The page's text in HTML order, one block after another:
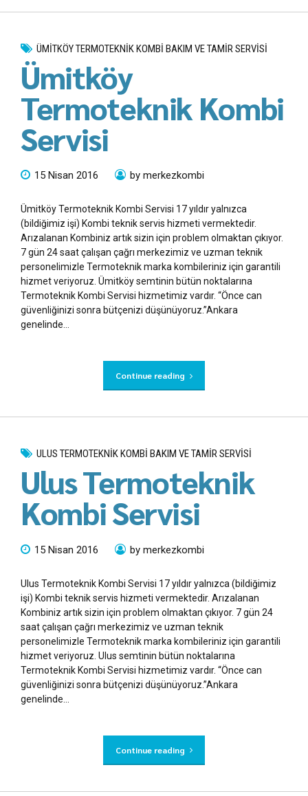
ÜMITKÖY TERMOTEKNIK KOMBI BAKIM VE TAMIR SERVISI
Ümitköy
Termoteknik Kombi
Servisi
15 Nisan 2016 by merkezkombi
Ümitköy Termoteknik Kombi Servisi 17 yıldır yalnızca
(bildiğimiz işi) Kombi teknik servis hizmeti vermektedir.
Arızalanan Kombiniz artık sizin için problem olmaktan çıkıyor.
7 gün 24 saat çalışan çağrı merkezimiz ve uzman teknik
personelimizle Termoteknik marka kombileriniz için garantili
hizmet veriyoruz. Ümitköy semtinin bütün noktalarına
Termoteknik Kombi Servisi hizmetimiz vardır. “Önce can
güvenliğinizi sonra bütçenizi düşünüyoruz.”Ankara
genelinde...
Continue reading
ULUS TERMOTEKNIK KOMBI BAKIM VE TAMIR SERVISI
Ulus Termoteknik
Kombi Servisi
15 Nisan 2016 by merkezkombi
Ulus Termoteknik Kombi Servisi 17 yıldır yalnızca (bildiğimiz
işi) Kombi teknik servis hizmeti vermektedir. Arızalanan
Kombiniz artık sizin için problem olmaktan çıkıyor. 7 gün 24
saat çalışan çağrı merkezimiz ve uzman teknik
personelimizle Termoteknik marka kombileriniz için garantili
hizmet veriyoruz. Ulus semtinin bütün noktalarına
Termoteknik Kombi Servisi hizmetimiz vardır. “Önce can
güvenliğinizi sonra bütçenizi düşünüyoruz.”Ankara
genelinde...
Continue reading